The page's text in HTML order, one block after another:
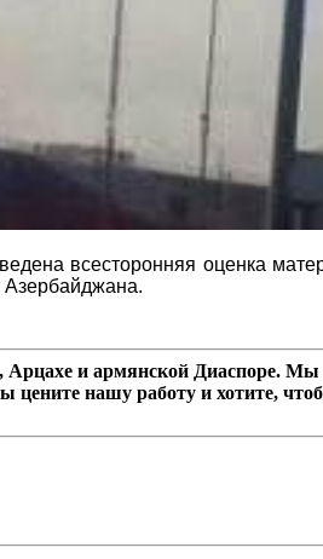
всесторонняя оценка
Азербайджана.
и армянской Диаспоре. Мы
цените нашу работу и хотите,